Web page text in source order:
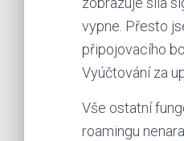
vypne. Přesto
připojovacího
Vyúčtování za
Vše ostatní
roamingu